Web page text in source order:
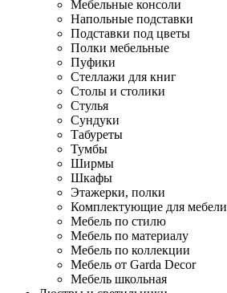
Мебельные консоли
Напольные подставки
Подставки под цветы
Полки мебельные
Пуфики
Стеллажи для книг
Столы и столики
Стулья
Сундуки
Табуреты
Тумбы
Ширмы
Шкафы
Этажерки, полки
Комплектующие для мебели
Мебель по стилю
Мебель по материалу
Мебель по коллекции
Мебель от Garda Decor
Мебель школьная